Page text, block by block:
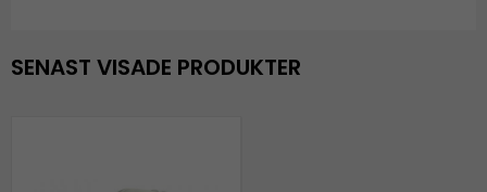
SENAST VISADE PRODUKTER